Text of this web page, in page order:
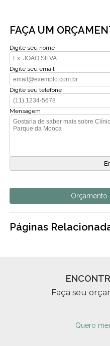
FAÇA UM
Digite seu nome
Digite seu email
Digite seu telefone
Mensagem
Orçamento
Páginas
Faça seu
Quero